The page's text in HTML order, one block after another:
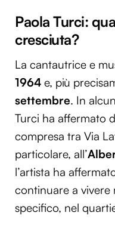
Paola Turci:
cresciuta?
La cantautrice e
1964 e, più
settembre. In
Turci ha affermato
compresa tra Via
particolare, all’
l’artista ha
continuare a vivere
specifico, nel